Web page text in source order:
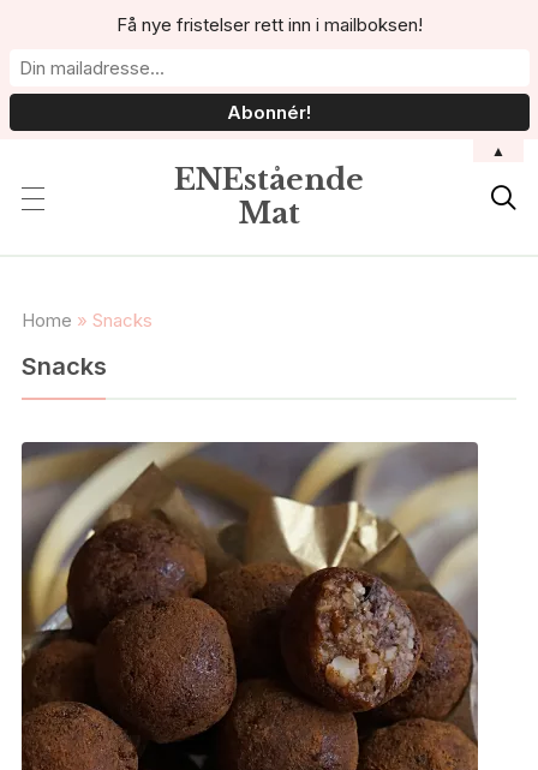
ENEstående
Mat

Home » Snacks
Snacks
Få nye fristelser rett inn i mailboksen!
▲